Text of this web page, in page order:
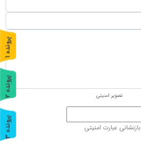
بازنشانی عبارت امنیتی
پ
ر
و
ن
د
ه
1
پ
ر
و
ن
د
ه
2
پ
ر
و
ن
د
ه
3